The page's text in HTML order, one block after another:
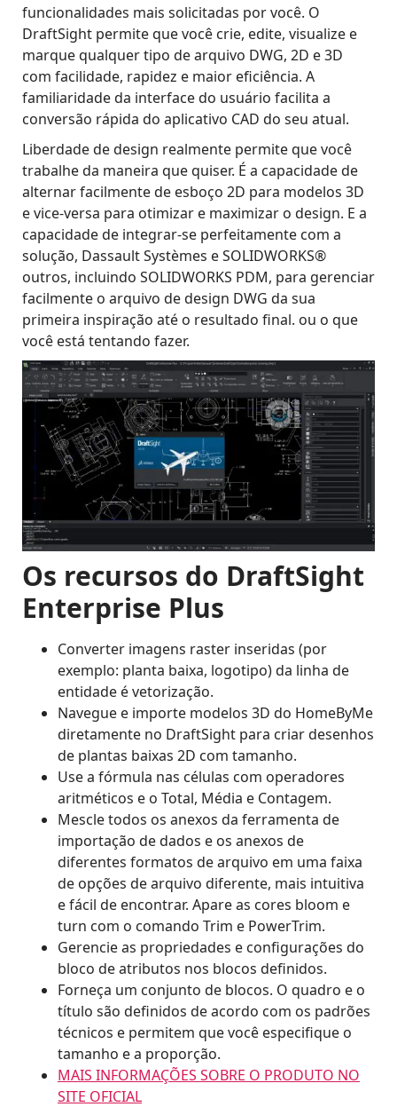
funcionalidades mais solicitadas por você. O
DraftSight permite que você crie, edite, visualize e
marque qualquer tipo de arquivo DWG, 2D e 3D
com facilidade, rapidez e maior eficiência. A
familiaridade da interface do usuário facilita a
conversão rápida do aplicativo CAD do seu atual.
Liberdade de design realmente permite que você
trabalhe da maneira que quiser. É a capacidade de
alternar facilmente de esboço 2D para modelos 3D
e vice-versa para otimizar e maximizar o design. E a
capacidade de integrar-se perfeitamente com a
solução, Dassault Systèmes e SOLIDWORKS®
outros, incluindo SOLIDWORKS PDM, para gerenciar
facilmente o arquivo de design DWG da sua
primeira inspiração até o resultado final. ou o que
você está tentando fazer.
Os recursos do DraftSight
Enterprise Plus
Converter imagens raster inseridas (por
exemplo: planta baixa, logotipo) da linha de
entidade é vetorização.
Navegue e importe modelos 3D do HomeByMe
diretamente no DraftSight para criar desenhos
de plantas baixas 2D com tamanho.
Use a fórmula nas células com operadores
aritméticos e o Total, Média e Contagem.
Mescle todos os anexos da ferramenta de
importação de dados e os anexos de
diferentes formatos de arquivo em uma faixa
de opções de arquivo diferente, mais intuitiva
e fácil de encontrar. Apare as cores bloom e
turn com o comando Trim e PowerTrim.
Gerencie as propriedades e configurações do
bloco de atributos nos blocos definidos.
Forneça um conjunto de blocos. O quadro e o
título são definidos de acordo com os padrões
técnicos e permitem que você especifique o
tamanho e a proporção.
MAIS INFORMAÇÕES SOBRE O PRODUTO NO
SITE OFICIAL